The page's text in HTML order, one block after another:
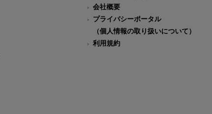
会社概要
プライバシーポータル
（個人情報の取り扱いについて）
利用規約